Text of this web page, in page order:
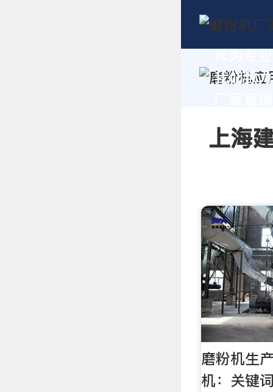
我们致
上海
磨粉机生
机：关键